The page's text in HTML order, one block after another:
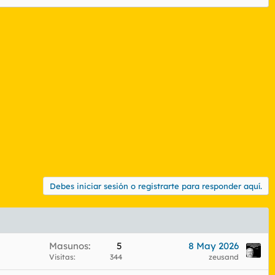
Debes iniciar sesión o registrarte para responder aquí.
Masunos 5
Visitas 344
8 May 2026
zeusand